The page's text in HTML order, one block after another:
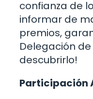
confianza de
informar de
premios,
Delegación
descubrirlo!
Participación